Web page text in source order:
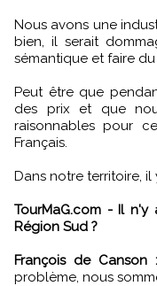
Nous avons une
bien, il serait
sémantique et faire
Peut être que
des prix et que
raisonnables pour
Français.
Dans notre territoire,
TourMaG.com - Il
Région Sud ?
François de Canson :
problème, nous